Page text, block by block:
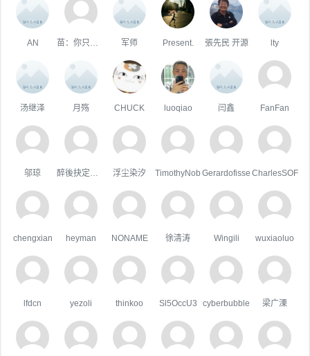
AN 军师 Present. 張先民 开源 lty
汤继泽 月殇 CHUCK luoqiao 闫鑫 FanFan
邬琼 浮尘染汐 TimothyNob Gerardofisse CharlesSOF
chengxian heyman NONAME 徐清涛 Wingili wuxiaoluo
lfdcn yezoli thinkoo Sl5OccU3 cyberbubble 梁广溧